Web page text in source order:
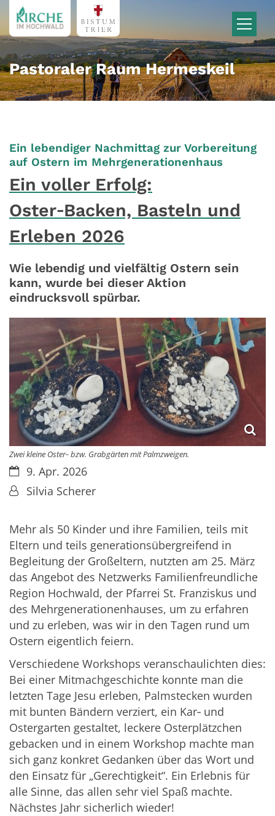
Zum Inhalt springen
Pastoraler Raum Hermeskeil
Ein lebendiger Nachmittag zur Vorbereitung
auf Ostern im Mehrgenerationenhaus:
Ein voller Erfolg:
Oster‑Backen, Basteln und
Erleben 2026
Wie lebendig und vielfältig Ostern sein
kann, wurde bei dieser Aktion
eindrucksvoll spürbar.
Zwei kleine Oster‑ bzw. Grabgärten mit Palmzweigen.
Datum:9. Apr. 2026
Von:Silvia Scherer
Mehr als 50 Kinder und ihre Familien, teils mit
Eltern und teils generationsübergreifend in
Begleitung der Großeltern, nutzten am 25. März
das Angebot des Netzwerks Familienfreundliche
Region Hochwald, der Pfarrei St. Franziskus und
des Mehrgenerationenhauses, um zu erfahren
und zu erleben, was wir in den Tagen rund um
Ostern eigentlich feiern.
Verschiedene Workshops veranschaulichten dies:
Bei einer Mitmachgeschichte konnte man die
letzten Tage Jesu erleben, Palmstecken wurden
mit bunten Bändern verziert, ein Kar‑ und
Ostergarten gestaltet, leckere Osterplätzchen
gebacken und in einem Workshop machte man
sich ganz konkret Gedanken über das Wort und
den Einsatz für „Gerechtigkeit“. Ein Erlebnis für
alle Sinne, das allen sehr viel Spaß machte.
Nächstes Jahr sicherlich wieder!